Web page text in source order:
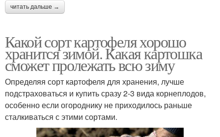
читать дальше →
Какой сорт картофеля хорошо
хранится зимой. Какая картошка
сможет пролежать всю зиму
Определяя сорт картофеля для хранения, лучше
подстраховаться и купить сразу 2-3 вида корнеплодов,
особенно если огороднику не приходилось раньше
сталкиваться с этими сортами.